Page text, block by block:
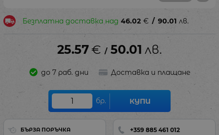
Безплатна доставка над 46.02 € / 90.01 лв.
25.57€ / 50.01 лв.
до 7 раб. дни Доставка и плащане
бр. КУПИ
БЪРЗА ПОРЪЧКА +359 885 461 012